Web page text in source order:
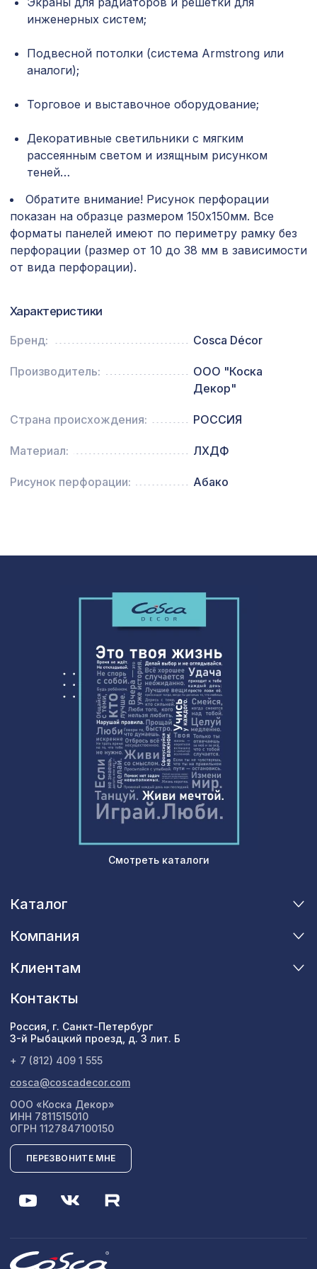
Перфорированная панель ВЕРОНИКА,
Перфорированная панель КВАДРО
11-45, 2800х1250мм, ХДФ, бук
Перфорированная панель КВАДРО 8-
Экран для радиатора, FRESA, рамка
900х600мм, рисунок Цветы, дуб
2870 ₽
Экран для радиатора, МОДЕРН,
рамка 1200х600мм, перфорация
ДЕДАЛО, венге
Перфорированная панель КВАДРО
10-20, 1030х695мм, ХДФ, белая
1141 ₽
Сальвадор, 0,91 x 10 м
Натуральные обои Cosca Traditional
Консоль для архитектурного бруса
135х85мм, красный сандал
инженерных систем;
Подвесной потолки (система Armstrong или
аналоги);
Торговое и выставочное оборудование;
Декоративные светильники с мягким
рассеянным светом и изящным рисунком
теней…
Обратите внимание! Рисунок перфорации
показан на образце размером 150х150мм. Все
форматы панелей имеют по периметру рамку без
перфорации (размер от 10 до 38 мм в зависимости
от вида перфорации).
Характеристики
Бренд: Cosca Décor
Производитель:
ООО "Коска
Декор"
Страна происхождения: РОССИЯ
Материал: ЛХДФ
Рисунок перфорации: Абако
Смотреть каталоги
Каталог
Компания
Клиентам
Контакты
Россия, г. Санкт-Петербург
3-й Рыбацкий проезд, д. 3 лит. Б
+ 7 (812) 409 1 555
cosca@coscadecor.com
ООО «Коска Декор»
ИНН 7811515010
ОГРН 1127847100150
ПЕРЕЗВОНИТЕ МНЕ